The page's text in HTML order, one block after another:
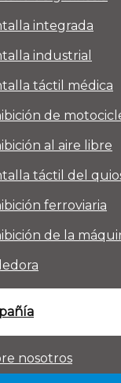
integrada
industrial
táctil médica
de
al aire libre
táctil del
ferroviaria
de la
nosotros